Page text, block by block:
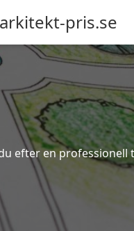
pris.se
efter en professionell